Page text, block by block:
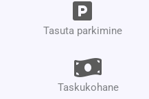
Tasuta parkimine
Taskukohane